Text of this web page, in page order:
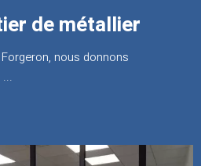
de métallier
nous donnons